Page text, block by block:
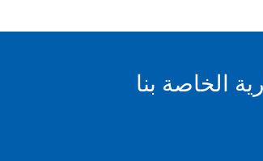
الخاصة بنا